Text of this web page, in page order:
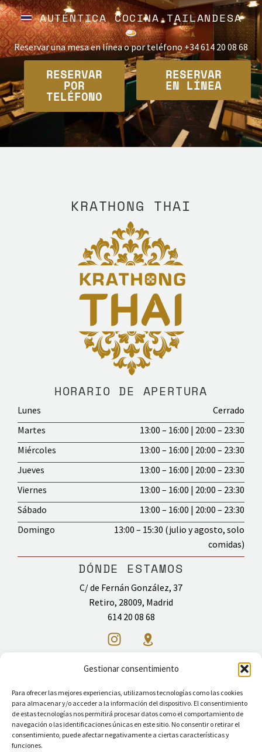
Gestionar consentimiento
Para ofrecer las mejores experiencias, utilizamos tecnologías como las cookies
para almacenar y/o acceder a la información del dispositivo. El consentimiento
de estas tecnologías nos permitirá procesar datos como el comportamiento de
navegación o las identificaciones únicas en este sitio. No consentir o retirar el
consentimiento, puede afectar negativamente a ciertas características y
funciones.
AUTÉNTICA COCINA TAILANDESA
Reservar una mesa en línea o por teléfono +34 614 20 08 68
RESERVAR
POR
TELÉFONO
RESERVAR
EN LÍNEA
KRATHONG THAI
HORARIO DE APERTURA
Lunes
Cerrado
Martes
13:00 – 16:00 | 20:00 – 23:30
Miércoles
13:00 – 16:00 | 20:00 – 23:30
Jueves
13:00 – 16:00 | 20:00 – 23:30
Viernes
13:00 – 16:00 | 20:00 – 23:30
Sábado
13:00 – 16:00 | 20:00 – 23:30
Domingo
13:00 – 15:30 (julio y agosto, solo
comidas)
DÓNDE ESTAMOS
C/ de Fernán González, 37
Retiro, 28009, Madrid
614 20 08 68
Restaurante tailandés
INICIO MENÚ DELIVERY
NUESTRO CONCEPTO
BLOG
CONTACTO
Aviso legal